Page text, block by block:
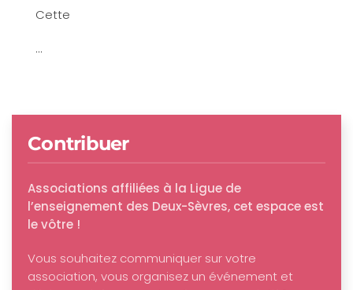
Cette
...
Contribuer
Associations affiliées à la Ligue de
l’enseignement des Deux-Sèvres, cet espace est
le vôtre !
Vous souhaitez communiquer sur votre
association, vous organisez un événement et